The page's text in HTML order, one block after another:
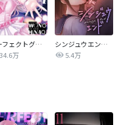
パーフェクトグリッター
34.6万
シンジュウエンド【タテヨミ】
5.4万